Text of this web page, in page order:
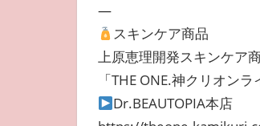
—
スキンケア商品
上原恵理開発スキンケア
「THE ONE.神クリオン
Dr.BEAUTOPIA本店